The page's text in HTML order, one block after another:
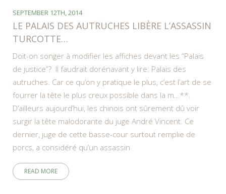
SEPTEMBER 12TH, 2014
LE PALAIS DES AUTRUCHES LIBÈRE L’ASSASSIN
TURCOTTE…
Doit-on songer à modifier les affiches devant les “Palais
de justice”? Il faudrait dorénavant y lire: Palais des
autruches. Car ce qu’on y pratique le plus, c’est l’art de se
fourrer la tête le plus creux possible dans la m…**.
D’ailleurs aujourd’hui, les chinois ont sûrement dû voir
surgir la tête malodorante du juge André Vincent. Ce
dernier, juge de cette basse-cour surtout remplie de
porcs, a considéré qu’un assassin
READ MORE